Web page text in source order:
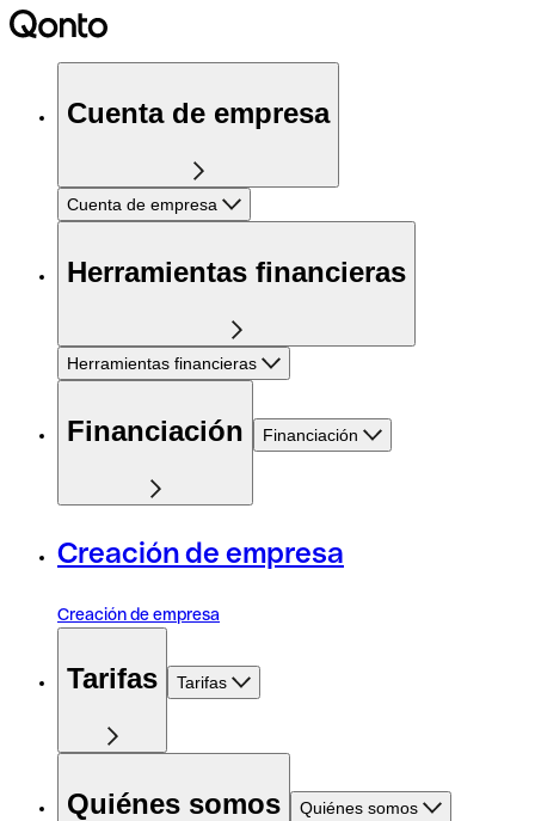
Cuenta de empresa
Cuenta de empresa
Herramientas financieras
Herramientas financieras
Financiación Financiación
Creación de empresa
Creación de empresa
Tarifas Tarifas
Quiénes somos Quiénes somos